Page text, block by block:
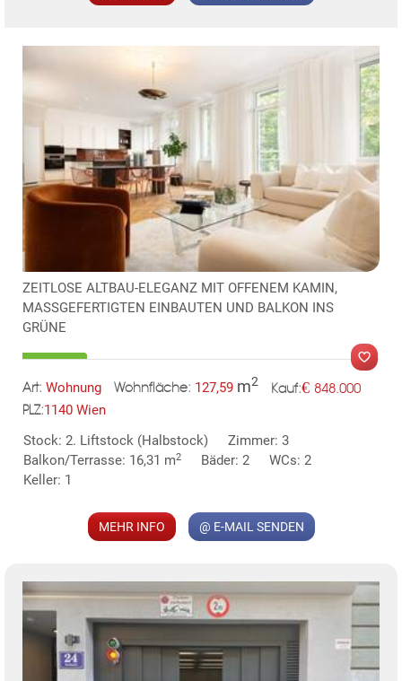
KLIS
ZEITLOSE ALTBAU-ELEGANZ MIT OFFENEM KAMIN,
MASSGEFERTIGTEN EINBAUTEN UND BALKON INS
GRÜNE
Art: Wohnung Wohnfläche: 127,59 m2 Kauf:€ 848.000
PLZ:1140 Wien
Stock: 2. Liftstock (Halbstock)
Zimmer: 3
Balkon/Terrasse: 16,31 m2 Bäder: 2
WCs: 2
Keller: 1
MEHR INFO @ E-MAIL SENDEN